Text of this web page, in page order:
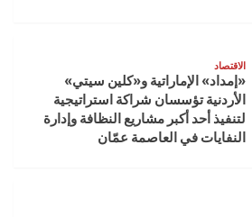
الاقتصاد
«إمداد» الإماراتية و«كلين سيتي»
الأردنية تؤسسان شراكة استراتيجية
لتنفيذ أحد أكبر مشاريع النظافة وإدارة
النفايات في العاصمة عمّان